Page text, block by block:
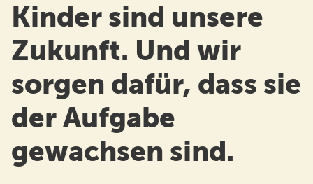
Bildungsräume
Ferienprogramm
Karriere
Kontakt
Kinder sind unsere
Zukunft. Und wir
sorgen dafür, dass sie
der Aufgabe
gewachsen sind.